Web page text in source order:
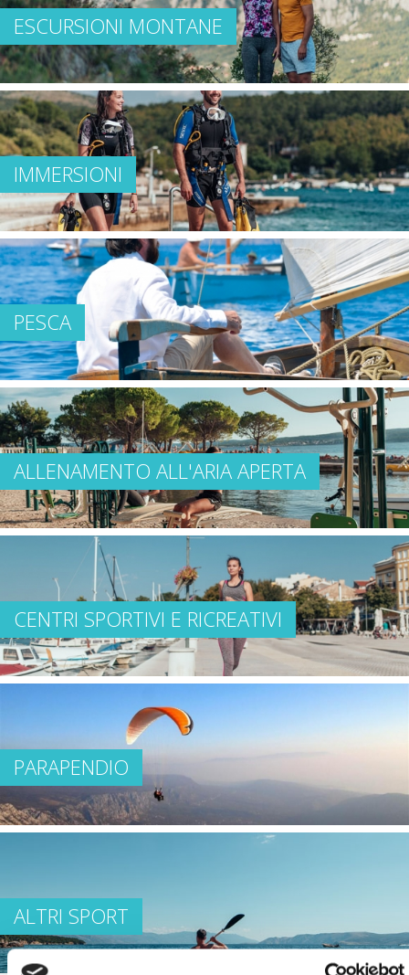
ESCURSIONI MONTANE
IMMERSIONI
PESCA
ALLENAMENTO ALL'ARIA APERTA
CENTRI SPORTIVI E RICREATIVI
PARAPENDIO
ALTRI SPORT